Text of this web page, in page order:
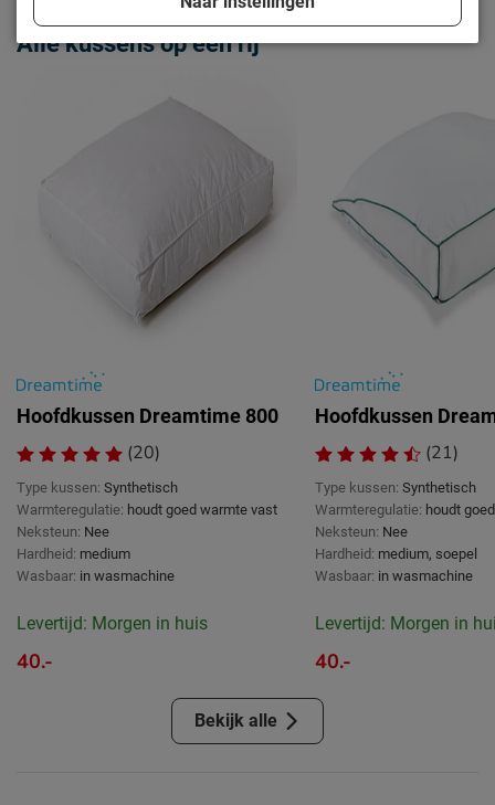
Alle kussens op een rij
Hoofdkussen Dreamtime 800
(20)
Type kussen: Synthetisch
Warmteregulatie: houdt goed warmte vast
Neksteun: Nee
Hardheid: medium
Wasbaar: in wasmachine
Levertijd: Morgen in huis
40.-
Hoofdkussen
(21)
Type kussen: Synthetisch
Warmteregulatie: houdt
Neksteun: Nee
Hardheid: medium, soepel
Wasbaar: in wasmachine
Levertijd: Morgen in
40.-
Bekijk alle